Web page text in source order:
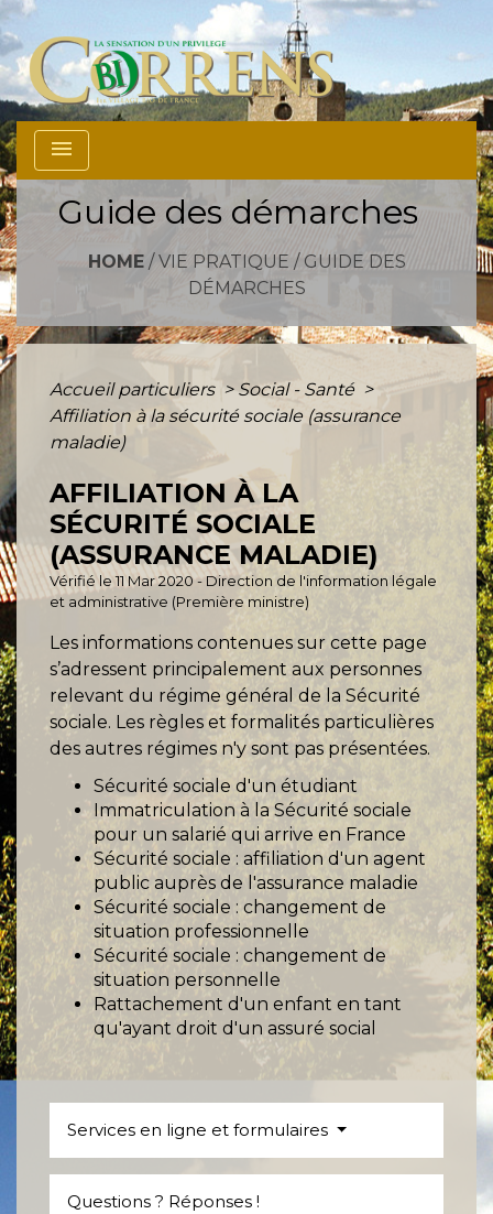
menu
Guide des démarches
HOME/VIE PRATIQUE / GUIDE DES
DÉMARCHES
Accueil particuliers > Social - Santé >
Affiliation à la sécurité sociale (assurance
maladie)
AFFILIATION À LA
SÉCURITÉ SOCIALE
(ASSURANCE MALADIE)
Vérifié le 11 Mar 2020 - Direction de l'information légale
et administrative (Première ministre)
Les informations contenues sur cette page
s’adressent principalement aux personnes
relevant du régime général de la Sécurité
sociale. Les règles et formalités particulières
des autres régimes n'y sont pas présentées.
Sécurité sociale d'un étudiant
Immatriculation à la Sécurité sociale
pour un salarié qui arrive en France
Sécurité sociale : affiliation d'un agent
public auprès de l'assurance maladie
Sécurité sociale : changement de
situation professionnelle
Sécurité sociale : changement de
situation personnelle
Rattachement d'un enfant en tant
qu'ayant droit d'un assuré social
Services en ligne et formulaires
Questions ? Réponses !